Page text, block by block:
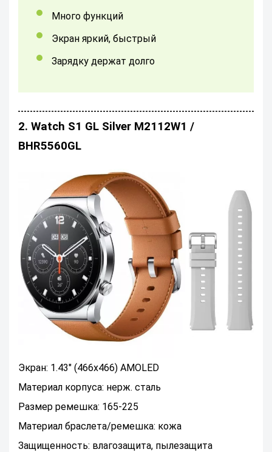
много функций
экран яркий, быстрый
зарядку держат долго
2. Watch S1 GL Silver M2112W1 /
BHR5560GL
Экран: 1.43" (466x466) AMOLED
Материал корпуса: нерж. сталь
Размер ремешка: 165-225
Материал браслета/ремешка: кожа
Защищенность: влагозащита, пылезащита